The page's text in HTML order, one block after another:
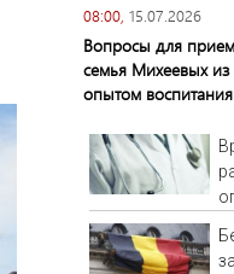
08:00, 15.07.2026
Вопросы для
семья Михеевых
опытом